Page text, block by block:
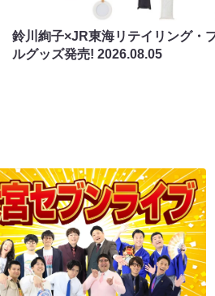
鈴川絢子×JR東海リテイリング・
ルグッズ発売!2026.08.05